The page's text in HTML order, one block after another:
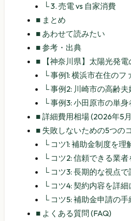
└3. 売電 vs 自家消費
■ まとめ
■ あわせて読みたい
■ 参考・出典
■
【神奈川県】太陽光発
└事例1: 横浜市在住のフ
└事例2: 川崎市の高齢夫
└事例3: 小田原市の単身
■ 詳細費用相場 (2026年5
■ 失敗しないための5つの
└ コツ1: 補助金制度を理
└ コツ2: 信頼できる業者
└ コツ3: 長期的な視点で
└ コツ4: 契約内容を詳
└ コツ5: 補助金申請の
■ よくある質問 (FAQ)